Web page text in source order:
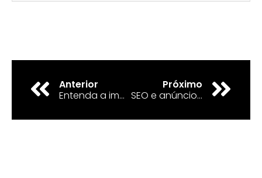
Anterior
Entenda a importância das Palavras-Chaves no Tráfego
Próximo
SEO e anúncios pagos: Sinergia que gera lucros